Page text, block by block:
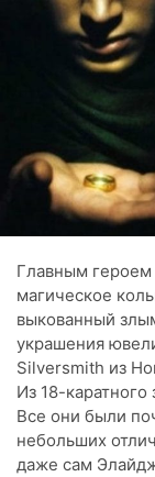
Главным героем
магическое
выкованный
украшения
Silversmith из
Из 18-
Все они были
небольших
даже сам